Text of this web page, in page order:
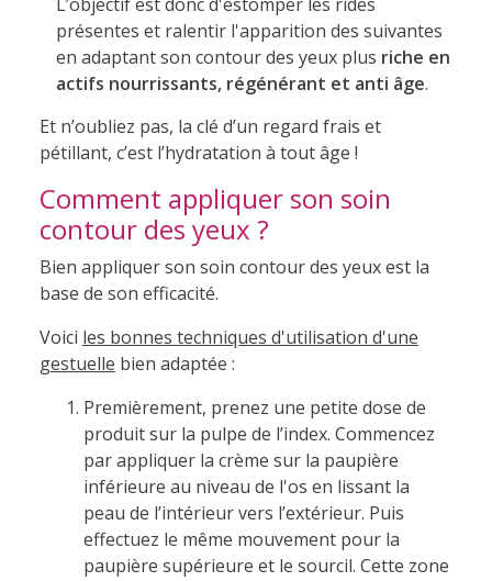
présentes et ralentir l'apparition des suivantes
en adaptant son contour des yeux plus riche en
actifs nourrissants, régénérant et anti âge.
Et n’oubliez pas, la clé d’un regard frais et
pétillant, c’est l’hydratation à tout âge !
Comment appliquer son soin
contour des yeux ?
Bien appliquer son soin contour des yeux est la
base de son efficacité.
Voici les bonnes techniques d'utilisation d'une
gestuelle bien adaptée :
Premièrement, prenez une petite dose de
produit sur la pulpe de l’index. Commencez
par appliquer la crème sur la paupière
inférieure au niveau de l'os en lissant la
peau de l’intérieur vers l’extérieur. Puis
effectuez le même mouvement pour la
paupière supérieure et le sourcil. Cette zone